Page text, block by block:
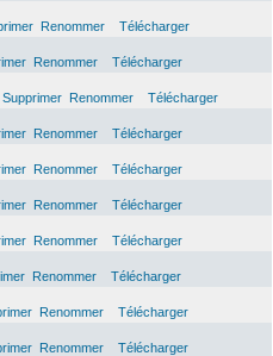
Renommer
Télécharger
Renommer
Télécharger
Supprimer Renommer
Télécharger
Renommer
Télécharger
Renommer
Télécharger
Renommer
Télécharger
Renommer
Télécharger
Renommer
Télécharger
Renommer
Télécharger
Renommer
Télécharger